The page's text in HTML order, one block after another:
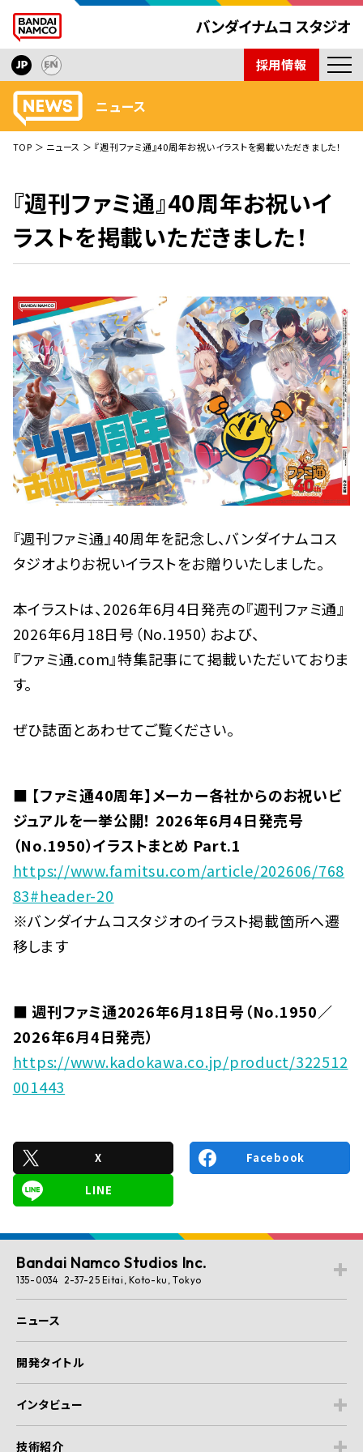
採用情報
インタビュー
会社紹介
取材依頼
ニュース
TOP ニュース 『週刊ファミ通』40周年お祝いイラストを掲載いただきました！
『週刊ファミ通』40周年お祝いイ
ラストを掲載いただきました！
『週刊ファミ通』40周年を記念し、バンダイナムコス
タジオよりお祝いイラストをお贈りいたしました。
本イラストは、2026年6月4日発売の『週刊ファミ通』
2026年6月18日号（No.1950）および、
『ファミ通.com』特集記事にて掲載いただいておりま
す。
ぜひ誌面とあわせてご覧ください。
■ 【ファミ通40周年】メーカー各社からのお祝いビ
ジュアルを一挙公開！ 2026年6月4日発売号
（No.1950）イラストまとめ Part.1
https://www.famitsu.com/article/202606/768
83#header-20
※バンダイナムコスタジオのイラスト掲載箇所へ遷
移します
■ 週刊ファミ通2026年6月18日号（No.1950／
2026年6月4日発売）
https://www.kadokawa.co.jp/product/322512
001443
X Facebook
LINE
Bandai Namco Studios Inc.
135-0034 2-37-25 Eitai, Koto-ku, Tokyo
ニュース
開発タイトル
インタビュー
技術紹介